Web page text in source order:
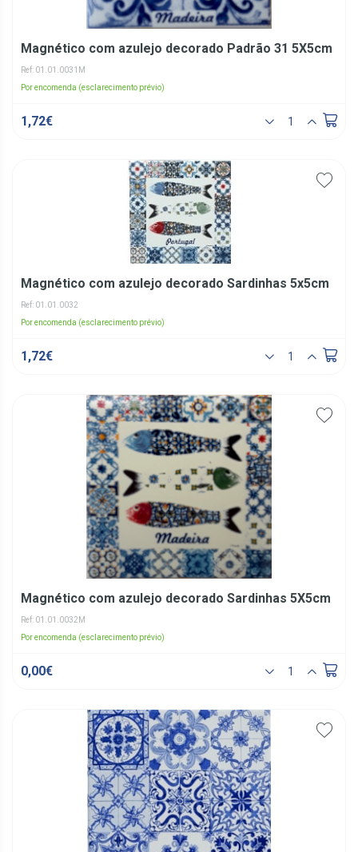
Magnético com azulejo decorado Padrão 31 5X5cm
Ref: 01.01.0031M
Por encomenda (esclarecimento prévio)
1,72€
Magnético com azulejo decorado Sardinhas 5x5cm
Ref: 01.01.0032
Por encomenda (esclarecimento prévio)
1,72€
Magnético com azulejo decorado Sardinhas 5X5cm
Ref: 01.01.0032M
Por encomenda (esclarecimento prévio)
0,00€